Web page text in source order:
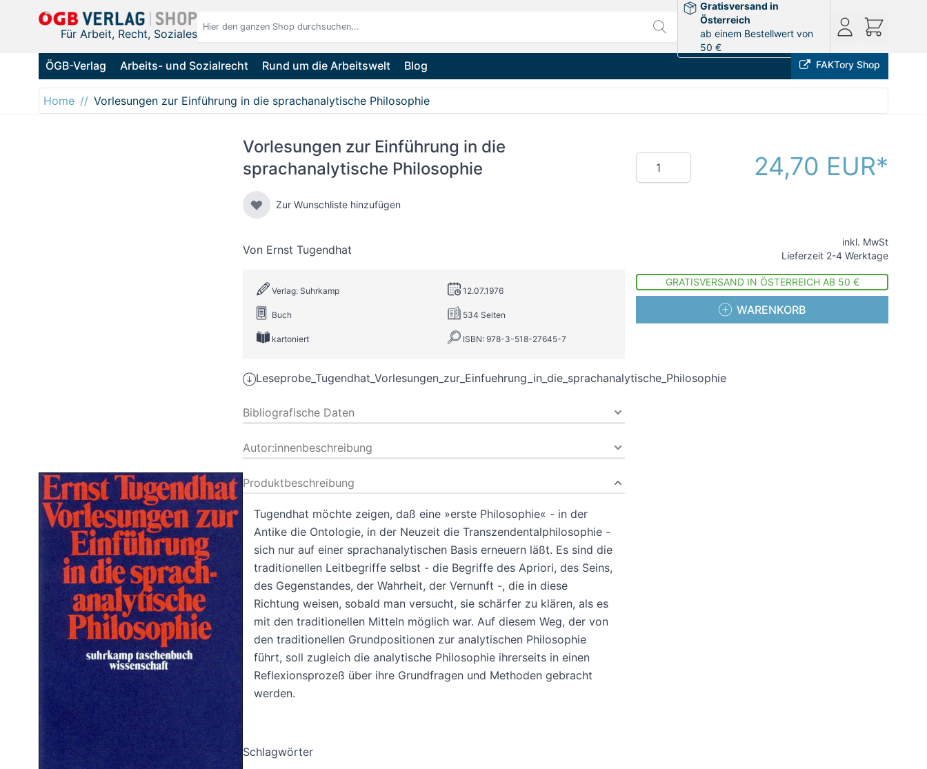
Direkt zum Inhalt
Für Arbeit, Recht, Soziales
Gratisversand in
Österreich
ab einem Bestellwert von
50 €
ÖGB-Verlag Arbeits- und Sozialrecht Rund um die Arbeitswelt Blog FAKTory Shop
Home Vorlesungen zur Einführung in die sprachanalytische Philosophie
Vorlesungen zur Einführung in die
sprachanalytische Philosophie
Zur Wunschliste hinzufügen
Von Ernst Tugendhat
Verlag: Suhrkamp 12.07.1976
Buch 534 Seiten
kartoniert ISBN: 978-3-518-27645-7
Leseprobe_Tugendhat_Vorlesungen_zur_Einfuehrung_in_die_sprachanalytische_Philosophie
Bibliografische Daten
Autor:innenbeschreibung
Produktbeschreibung
Tugendhat möchte zeigen, daß eine »erste Philosophie« - in der
Antike die Ontologie, in der Neuzeit die Transzendentalphilosophie -
sich nur auf einer sprachanalytischen Basis erneuern läßt. Es sind die
traditionellen Leitbegriffe selbst - die Begriffe des Apriori, des Seins,
des Gegenstandes, der Wahrheit, der Vernunft -, die in diese
Richtung weisen, sobald man versucht, sie schärfer zu klären, als es
mit den traditionellen Mitteln möglich war. Auf diesem Weg, der von
den traditionellen Grundpositionen zur analytischen Philosophie
führt, soll zugleich die analytische Philosophie ihrerseits in einen
Reflexionsprozeß über ihre Grundfragen und Methoden gebracht
werden.
Schlagwörter
Menge 24,70 EUR
inkl. MwSt
Lieferzeit 2-4 Werktage
GRATISVERSAND IN ÖSTERREICH AB 50 €
WARENKORB